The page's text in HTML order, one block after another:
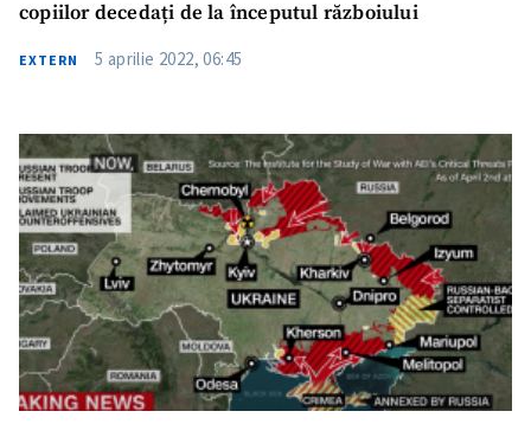
copiilor decedați de la începutul războiului
EXTERN 5 aprilie 2022, 06:45